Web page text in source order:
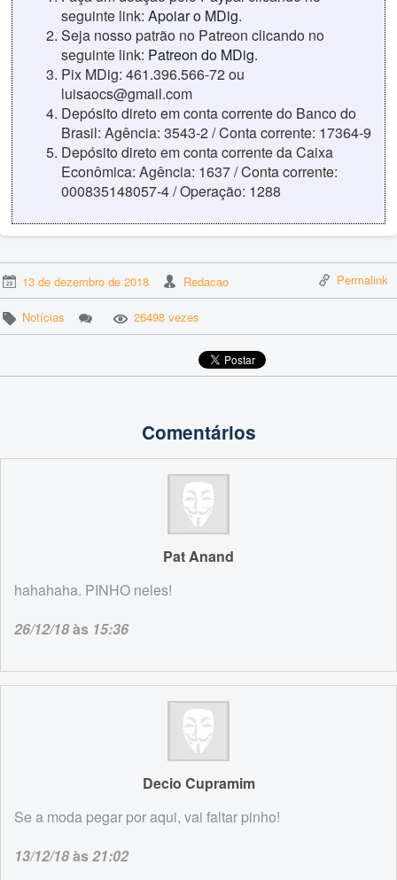
seguinte link: Apoiar o MDig.
Seja nosso patrão no Patreon clicando no
seguinte link: Patreon do MDig.
Pix MDig: 461.396.566-72 ou
luisaocs@gmail.com
Depósito direto em conta corrente do Banco do
Brasil: Agência: 3543-2 / Conta corrente: 17364-9
Depósito direto em conta corrente da Caixa
Econômica: Agência: 1637 / Conta corrente:
000835148057-4 / Operação: 1288
13 de dezembro de 2018 Redacao Permalink
Notícias 26498 vezes
Comentários
Pat Anand
hahahaha. PINHO neles!
26/12/18às 15:36
Decio Cupramim
Se a moda pegar por aqui, vai faltar pinho!
13/12/18às21:02